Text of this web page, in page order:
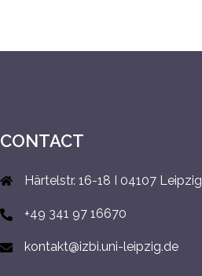
CONTACT
Härtelstr. 16-18 I 04107 Leipzig
+49 341 97 16670
kontakt@izbi.uni-leipzig.de